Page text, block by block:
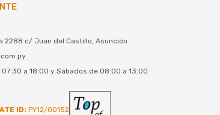
2288 c/ Juan del Castillo, Asunción
a 18:00 y Sábados de 08:00 a 13:00
ID: PY12/00152